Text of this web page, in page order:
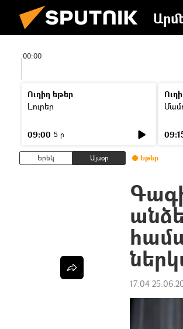
00:00
Ուղիղ եթեր
Լուրեր
09:00 5 ր
Երեկ Այսօր Եթեր
17:04